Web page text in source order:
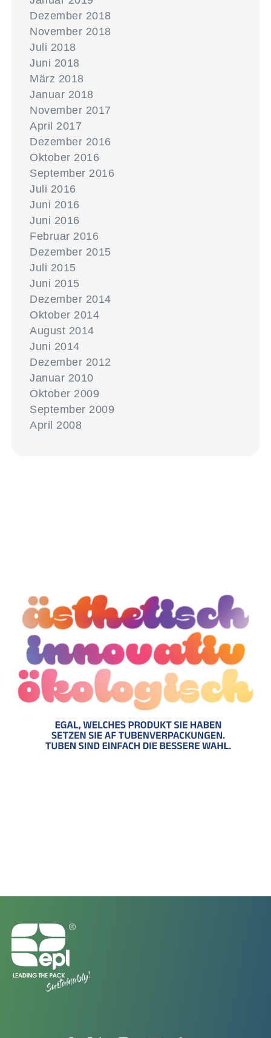
Dezember 2018
November 2018
Juli 2018
Juni 2018
März 2018
Januar 2018
November 2017
April 2017
Dezember 2016
Oktober 2016
September 2016
Juli 2016
Juni 2016
Juni 2016
Februar 2016
Dezember 2015
Juli 2015
Juni 2015
Dezember 2014
Oktober 2014
August 2014
Juni 2014
Dezember 2012
Januar 2010
Oktober 2009
September 2009
April 2008